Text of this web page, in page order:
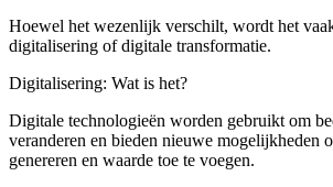
Hoewel het wezenlijk verschilt, wordt het
digitalisering of digitale transformatie.
Digitalisering: Wat is het?
Digitale technologieën worden gebruikt om
veranderen en bieden nieuwe mogelijkheden
genereren en waarde toe te voegen.